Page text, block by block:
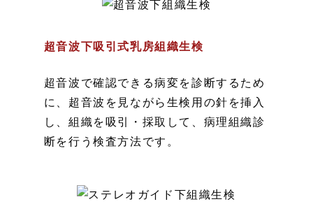
超音波下吸引式乳房組織生検
超音波で確認できる病変を診断するため
に、超音波を見ながら生検用の針を挿入
し、組織を吸引・採取して、病理組織診
断を行う検査方法です。